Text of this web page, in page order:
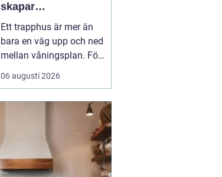
skapar
fastighetsägare
trygga och
trivsamma trapphus
Ett trapphus är mer än
bara en väg upp och ned
mellan våningsplan. För
många boende är det
den första kontakten
lång dag. För besökare
ger det en snabb känsla
av hur väl fastigheten
tas om hand. När
trapphus blir smutsiga,
06 augusti 2026